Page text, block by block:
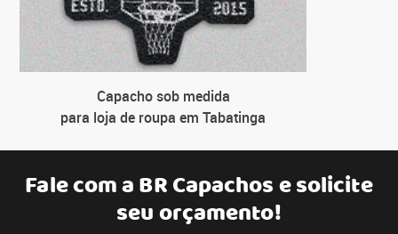
Capacho sob medida
para loja de roupa em Tabatinga
Fale com aBR Capachose solicite
seu orçamento!